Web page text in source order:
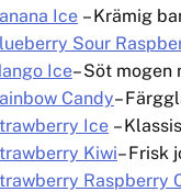
Ice – Krämig
Sour
Ice– Söt
Candy–
Ice –
Kiwi– Frisk
Raspberry